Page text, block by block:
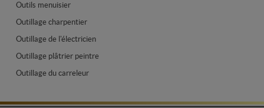
Outils menuisier
Outillage charpentier
Outillage de l'électricien
Outillage plâtrier peintre
Outillage du carreleur